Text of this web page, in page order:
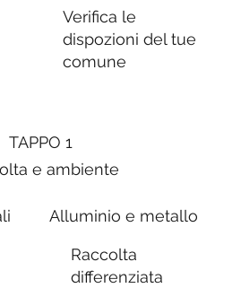
Verifica le
dispozioni del tue
comune
TAPPO 1
e ambiente
Alluminio e metallo
Raccolta
differenziata